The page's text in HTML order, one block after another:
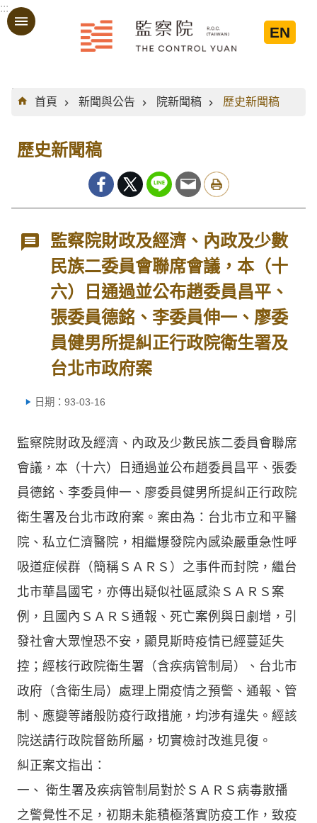
跳到主要內容區塊
:::
EN
:::
首頁
新聞與公告 院新聞稿 歷史新聞稿
歷史新聞稿
監察院財政及經濟、內政及少數
民族二委員會聯席會議，本（十
六）日通過並公布趙委員昌平、
張委員德銘、李委員伸一、廖委
員健男所提糾正行政院衛生署及
台北市政府案
日期：93-03-16
監察院財政及經濟、內政及少數民族二委員會聯席
會議，本（十六）日通過並公布趙委員昌平、張委
員德銘、李委員伸一、廖委員健男所提糾正行政院
衛生署及台北市政府案。案由為：台北市立和平醫
院、私立仁濟醫院，相繼爆發院內感染嚴重急性呼
吸道症候群（簡稱ＳＡＲＳ）之事件而封院，繼台
北市華昌國宅，亦傳出疑似社區感染ＳＡＲＳ案
例，且國內ＳＡＲＳ通報、死亡案例與日劇增，引
發社會大眾惶恐不安，顯見斯時疫情已經蔓延失
控；經核行政院衛生署（含疾病管制局）、台北市
政府（含衛生局）處理上開疫情之預警、通報、管
制、應變等諸般防疫行政措施，均涉有違失。經該
院送請行政院督飭所屬，切實檢討改進見復。
糾正案文指出：
一、 衛生署及疾病管制局對於ＳＡＲＳ病毒散播
之警覺性不足，初期未能積極落實防疫工作，致疫